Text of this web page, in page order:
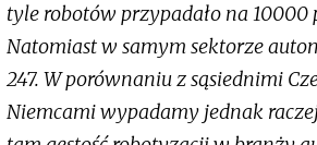
tyle robotów przypadało na 10000
Natomiast w samym sektorze
247. W porównaniu z sąsiednimi
Niemcami wypadamy jednak